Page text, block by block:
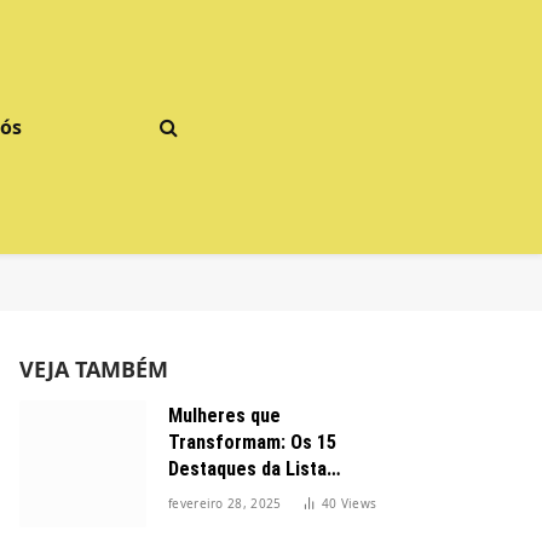
VEJA TAMBÉM
Mulheres que
Transformam: Os 15
Destaques da Lista
Forbes 2025 no Brasil
fevereiro 28, 2025 40 Views